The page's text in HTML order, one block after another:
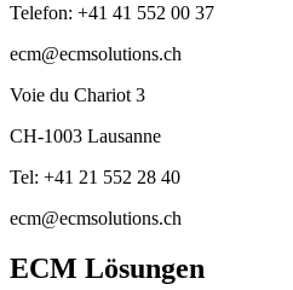
Telefon: +41 41 552 00 37
ecm@ecmsolutions.ch
Voie du Chariot 3
CH-1003 Lausanne
Tel: +41 21 552 28 40
ecm@ecmsolutions.ch
ECM Lösungen